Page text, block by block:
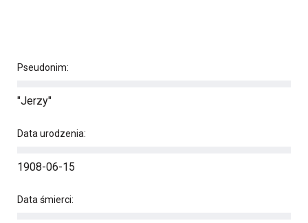
Pseudonim:
"Jerzy"
Data urodzenia:
1908-06-15
Data śmierci: